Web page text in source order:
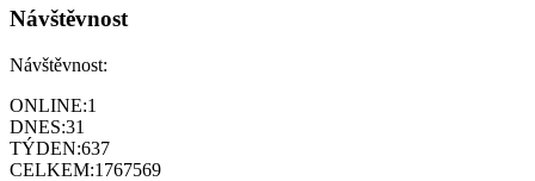
Návštěvnost
Návštěvnost:
ONLINE:1
DNES:31
TÝDEN:637
CELKEM:1767569